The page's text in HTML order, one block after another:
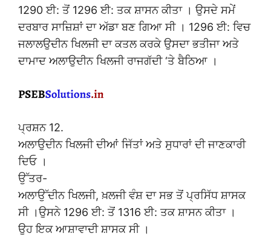
1290 ਈ: ਤੋਂ 1296 ਈ: ਤਕ ਸ਼ਾਸਨ ਕੀਤਾ । ਉਸਦੇ ਸਮੇਂ
ਦਰਬਾਰ ਸਾਜ਼ਿਸ਼ਾਂ ਦਾ ਅੱਡਾ ਬਣ ਗਿਆ ਸੀ । 1296 ਈ: ਵਿਚ
ਜਲਾਲਉਦੀਨ ਖਿਲਜੀ ਦਾ ਕਤਲ ਕਰਕੇ ਉਸਦਾ ਭਤੀਜਾ ਅਤੇ
ਦਾਮਾਦ ਅਲਾਉਦੀਨ ਖਿਲਜੀ ਰਾਜਗੱਦੀ ‘ਤੇ ਬੈਠਿਆ ।
ਪ੍ਰਸ਼ਨ 12.
ਅਲਾਉਦੀਨ ਖਿਲਜੀ ਦੀਆਂ ਜਿੱਤਾਂ ਅਤੇ ਸੁਧਾਰਾਂ ਦੀ ਜਾਣਕਾਰੀ
ਦਿਓ ।
ਉੱਤਰ-
ਅਲਾਉੱਦੀਨ ਖਿਲਜੀ, ਖ਼ਲਜੀ ਵੰਸ਼ ਦਾ ਸਭ ਤੋਂ ਪ੍ਰਸਿੱਧ ਸ਼ਾਸਕ
ਸੀ ।ਉਸਨੇ 1296 ਈ: ਤੋਂ 1316 ਈ: ਤਕ ਸ਼ਾਸਨ ਕੀਤਾ ।
ਉਹ ਇਕ ਆਸ਼ਾਵਾਦੀ ਸ਼ਾਸਕ ਸੀ ।